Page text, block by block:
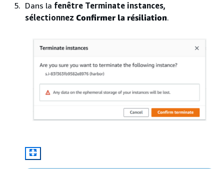
Dans la fenêtre Terminate instances,
sélectionnez Confirmer la résiliation.